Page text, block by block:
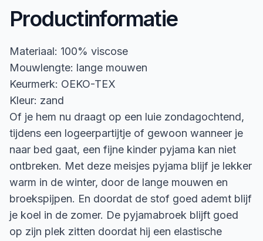
Productinformatie
Materiaal: 100% viscose
Mouwlengte: lange mouwen
Keurmerk: OEKO-TEX
Kleur: zand
Of je hem nu draagt op een luie zondagochtend,
tijdens een logeerpartijtje of gewoon wanneer je
naar bed gaat, een fijne kinder pyjama kan niet
ontbreken. Met deze meisjes pyjama blijf je lekker
warm in de winter, door de lange mouwen en
broekspijpen. En doordat de stof goed ademt blijf
je koel in de zomer. De pyjamabroek blijft goed
op zijn plek zitten doordat hij een elastische